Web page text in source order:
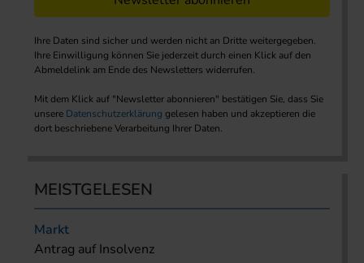
Ihre Daten sind sicher und werden nicht an Dritte weitergegeben.
Ihre Einwilligung können Sie jederzeit durch einen Klick auf den
Abmeldelink am Ende des Newsletters widerrufen.
Mit dem Klick auf "Newsletter abonnieren" bestätigen Sie, dass Sie
unsere Datenschutzerklärung gelesen haben und akzeptieren die
dort beschriebene Verarbeitung Ihrer Daten.
MEISTGELESEN
Markt
Antrag auf Insolvenz